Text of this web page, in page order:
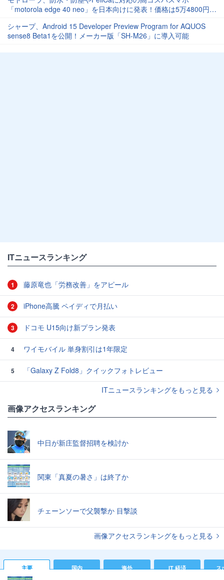
「motorola edge 40 neo」を日本向けに発表！価格は5万4800円。
シャープ、Android 15 Developer Preview Program for AQUOS
sense8 Beta1を公開！メーカー版「SH-M26」に導入可能
ITニュースランキング
1 藤原竜也「労務改善」をアピール
2 iPhone高騰 ペイディで月払い
3 ドコモ U15向け新プラン発表
4 ワイモバイル 単身割引は1年限定
5
「Galaxy Z Fold8」クイックフォトレビュー
ITニュースランキングをもっと見る
画像アクセスランキング
中日が新庄監督招聘を検討か
関東「真夏の暑さ」は終了か
チェーンソーで父襲撃か 目撃談
画像アクセスランキングをもっと見る
主要 国内 海外 IT 経済 ス